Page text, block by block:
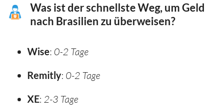
Was ist der schnellste Weg, um Geld
nach Brasilien zu überweisen?
Wise: 0-2 Tage
Remitly: 0-2 Tage
XE: 2-3 Tage